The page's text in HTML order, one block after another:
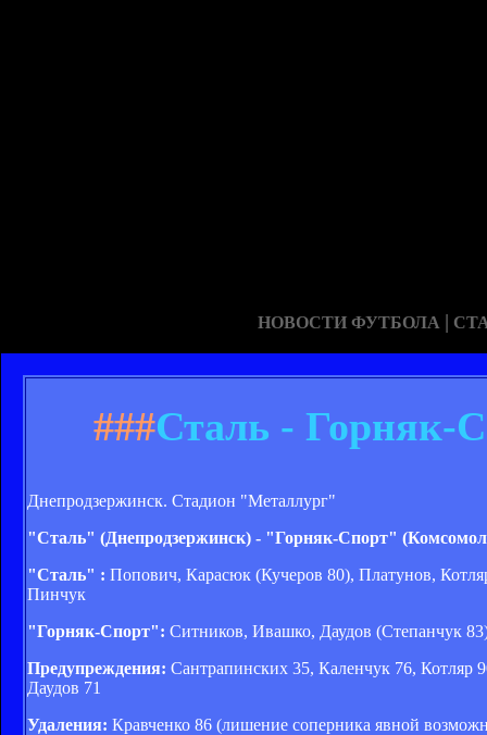
НОВОСТИ ФУТБОЛА |
###Сталь - Горняк-
Днепродзержинск. Стадион "Металлург"
"Сталь" (Днепродзержинск) - "Горняк-Спорт"
"Сталь" : Попович, Карасюк (Кучеров 80), Платунов,
Пинчук
"Горняк-Спорт": Ситников, Ивашко, Даудов (Степанчук
Предупреждения: Сантрапинских 35, Каленчук 76, Котляр
Даудов 71
Удаления: Кравченко 86 (лишение соперника явной